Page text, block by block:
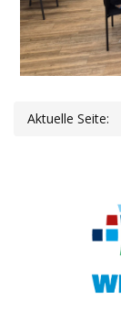
Aktuelle Seite: